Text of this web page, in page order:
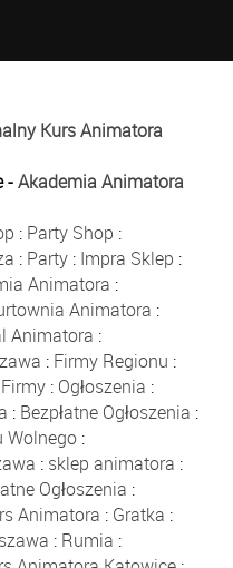
Kurs Animatora
-Akademia Animatora
: Party Shop :
: Party : Impra Sklep :
Animatora :
Animatora :
Animatora :
: Firmy Regionu :
: Ogłoszenia :
: Bezpłatne Ogłoszenia :
Wolnego:
: sklep animatora :
Ogłoszenia :
Animatora : Gratka :
: Rumia :